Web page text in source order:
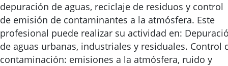
depuración de aguas, reciclaje de residuos y control
de emisión de contaminantes a la atmósfera. Este
profesional puede realizar su actividad en:
de aguas urbanas, industriales y residuales. Control
contaminación: emisiones a la atmósfera, ruido y